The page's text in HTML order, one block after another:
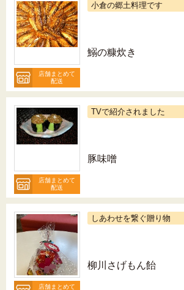
店舗まとめて
配送
小倉の郷土料理です
鰯の糠炊き
店舗まとめて
配送
TVで紹介されました
豚味噌
店舗まとめて
しあわせを繋ぐ贈り物
柳川さげもん飴